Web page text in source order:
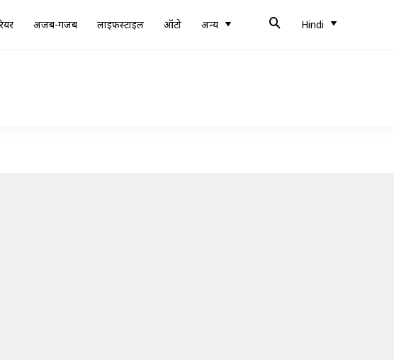
अजब-गजब लाइफस्टाइल ऑटो अन्य Hindi